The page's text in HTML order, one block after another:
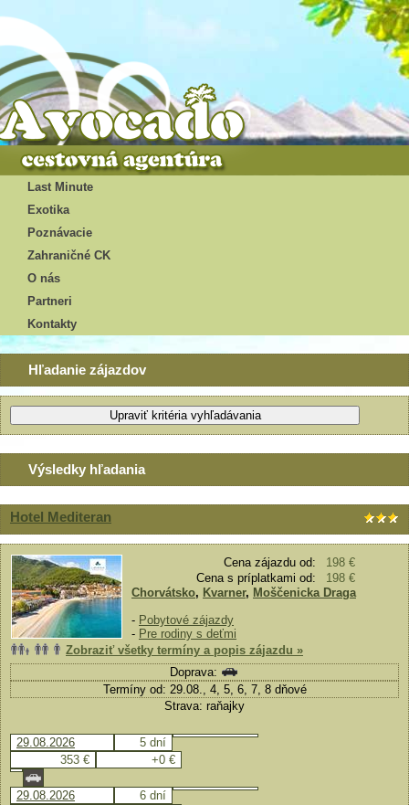
Last Minute
Exotika
Poznávacie
Zahraničné CK
O nás
Partneri
Kontakty
Hľadanie zájazdov
Výsledky hľadania
Hotel Mediteran
Cena zájazdu od:
198 €
Cena s príplatkami od:
198 €
Chorvátsko, Kvarner, Moščenicka Draga
- Pobytové zájazdy
- Pre rodiny s deťmi
Zobraziť všetky termíny a popis zájazdu »
Doprava:
Termíny od: 29.08., 4, 5, 6, 7, 8 dňové
Strava: raňajky
29.08.2026
5 dní
353 €
+0 €
29.08.2026
6 dní